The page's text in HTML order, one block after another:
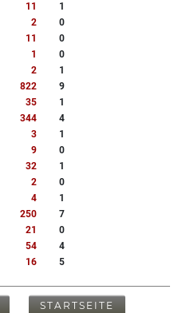
11
1
2
0
11
0
1
0
2
1
822
9
35
1
344
4
3
1
9
0
32
1
2
0
4
1
250
7
21
0
54
4
16 5
STARTSEITE